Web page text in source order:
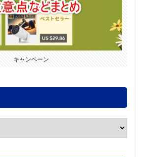
キャンペーン